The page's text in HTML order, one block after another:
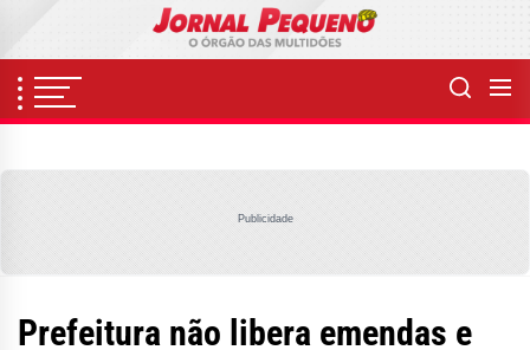
content
Publicidade
Prefeitura não libera emendas e